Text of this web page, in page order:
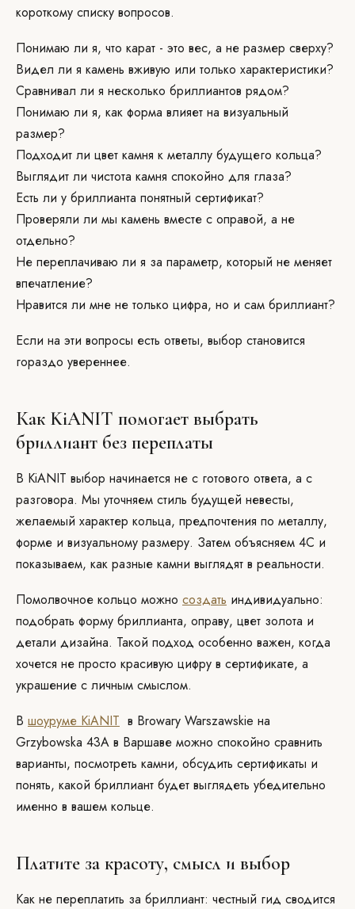
короткому списку вопросов.
Понимаю ли я, что карат - это вес, а не размер сверху?
Видел ли я камень вживую или только характеристики?
Сравнивал ли я несколько бриллиантов рядом?
Понимаю ли я, как форма влияет на визуальный
размер?
Подходит ли цвет камня к металлу будущего кольца?
Выглядит ли чистота камня спокойно для глаза?
Есть ли у бриллианта понятный сертификат?
Проверяли ли мы камень вместе с оправой, а не
отдельно?
Не переплачиваю ли я за параметр, который не меняет
впечатление?
Нравится ли мне не только цифра, но и сам бриллиант?
Если на эти вопросы есть ответы, выбор становится
гораздо увереннее.
Как KiANIT помогает выбрать
бриллиант без переплаты
В KiANIT выбор начинается не с готового ответа, а с
разговора. Мы уточняем стиль будущей невесты,
желаемый характер кольца, предпочтения по металлу,
форме и визуальному размеру. Затем объясняем 4C и
показываем, как разные камни выглядят в реальности.
Помолвочное кольцо можно создать индивидуально:
подобрать форму бриллианта, оправу, цвет золота и
детали дизайна. Такой подход особенно важен, когда
хочется не просто красивую цифру в сертификате, а
украшение с личным смыслом.
В шоуруме KiANIT в Browary Warszawskie на
Grzybowska 43A в Варшаве можно спокойно сравнить
варианты, посмотреть камни, обсудить сертификаты и
понять, какой бриллиант будет выглядеть убедительно
именно в вашем кольце.
Платите за красоту, смысл и выбор
Как не переплатить за бриллиант: честный гид сводится